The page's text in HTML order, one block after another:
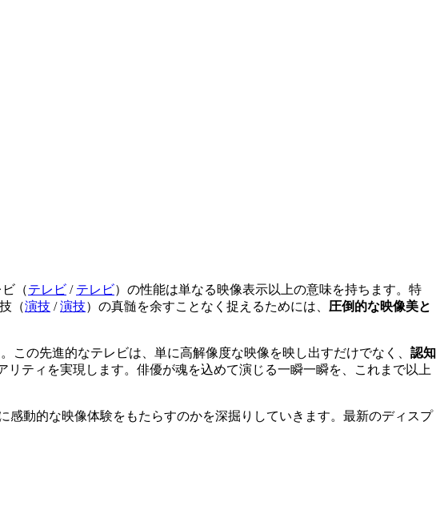
（テレビ / テレビ） の性能は単なる映像表示以上の意味を持ちます。特
（演技 /演技） の真髄を余すことなく捉えるためには、 圧倒的な映像美と
この先進的なテレビは、単に高解像度な映像を映し出すだけでなく、 認知
ティを実現します。俳優が魂を込めて演じる一瞬一瞬を、これまで以上
感動的な映像体験をもたらすのかを深掘りしていきます。最新のディスプ